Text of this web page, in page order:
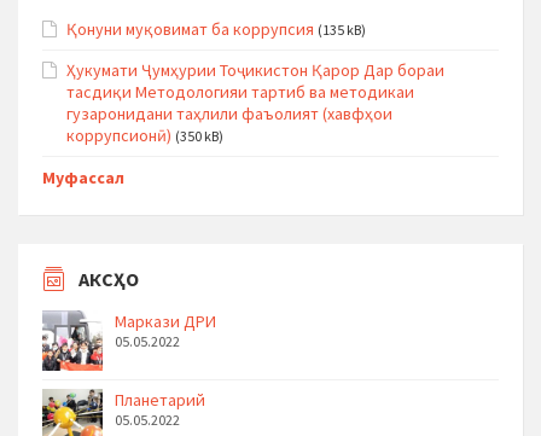
Қонуни муқовимат ба коррупсия (135 kB)
Ҳукумати Ҷумҳурии Тоҷикистон Қарор Дар бораи
тасдиқи Методологияи тартиб ва методикаи
гузаронидани таҳлили фаъолият (хавфҳои
коррупсионӣ) (350 kB)
Муфассал
АКСҲО
Маркази ДРИ
05.05.2022
Планетарий
05.05.2022